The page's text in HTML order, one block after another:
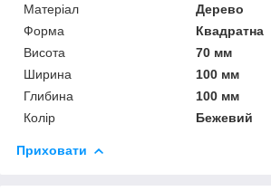
Матеріал
Дерево
Форма
Квадратна
Висота
70 мм
Ширина
100 мм
Глибина
100 мм
Колір
Бежевий
Приховати